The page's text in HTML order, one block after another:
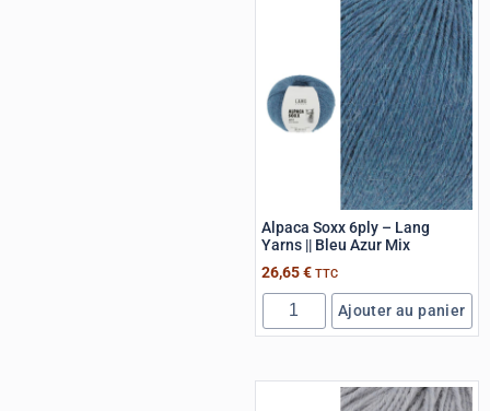
Alpaca Soxx 6ply – Lang
Yarns || Bleu Azur Mix
26,65€ TTC
Ajouter au panier